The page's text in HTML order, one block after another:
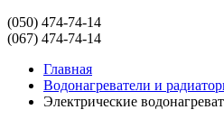
(050) 474-74-14
(067) 474-74-14
Главная
Водонагреватели и
Электрические